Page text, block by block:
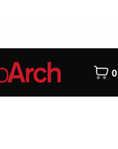
0